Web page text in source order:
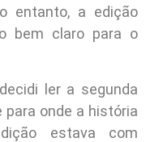
entanto, a edição
bem claro para o
ler a segunda
para onde a história
estava com